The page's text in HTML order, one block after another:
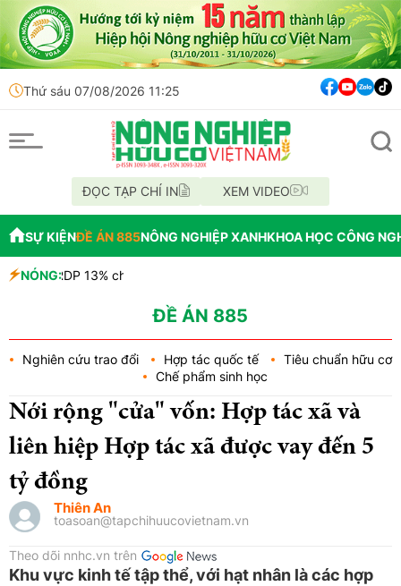
Thứ sáu 07/08/2026 11:25
ĐỌC TẠP CHÍ IN XEM VIDEO
SỰ KIỆNĐỀ ÁN 885NÔNG NGHIỆP XANHKHOA HỌC CÔNG
NÓNG:
cho 6 tháng cuối năm 2026
trường nghiêm trọng tại Hoa Kỳ
ĐỀ ÁN 885
Nghiên cứu trao đổi Hợp tác quốc tế
Tiêu chuẩn hữu cơ
Chế phẩm sinh học
Nới rộng "cửa" vốn: Hợp tác xã và
liên hiệp Hợp tác xã được vay đến 5
tỷ đồng
Thiên An
toasoan@tapchihuucovietnam.vn
Theo dõi nnhc.vn trên
Khu vực kinh tế tập thể, với hạt nhân là các hợp